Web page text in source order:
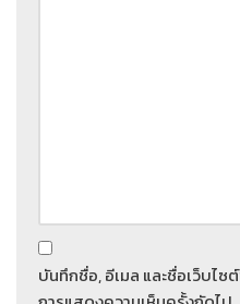
บันทึกชื่อ, อีเมล และชื่อเว็บไ